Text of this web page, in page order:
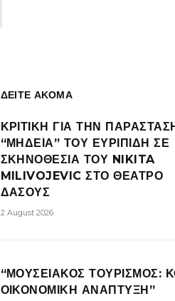
ΔΕΙΤΕ ΑΚΟΜΑ
ΚΡΙΤΙΚΗ ΓΙΑ ΤΗΝ
“ΜΗΔΕΙΑ” ΤΟΥ ΕΥΡΙΠΙΔΗ ΣΕ
ΣΚΗΝΟΘΕΣΙΑ ΤΟΥ NIKITA
MILIVOJEVIC ΣΤΟ ΘΕΑΤΡΟ
ΔΑΣΟΥΣ
2 August 2026
“ΜΟΥΣΕΙΑΚΟΣ ΤΟΥΡΙΣΜΟΣ:
ΟΙΚΟΝΟΜΙΚΗ ΑΝΑΠΤΥΞΗ”